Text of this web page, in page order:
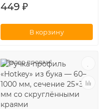
449 ₽
В корзину
Лидер продаж!